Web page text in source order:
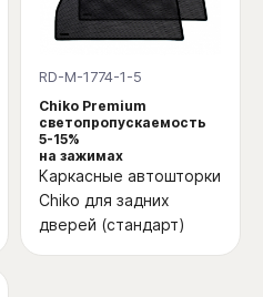
RD-M-1774-1-5
Chiko Premium
светопропускаемость
5-15%
на зажимах
Каркасные автошторки
Chiko для задних
дверей (стандарт)